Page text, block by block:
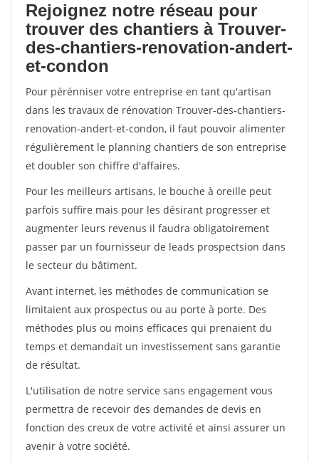
Rejoignez notre réseau pour
trouver des chantiers à Trouver-
des-chantiers-renovation-andert-
et-condon
Pour pérénniser votre entreprise en tant qu'artisan
dans les travaux de rénovation Trouver-des-chantiers-
renovation-andert-et-condon, il faut pouvoir alimenter
régulièrement le planning chantiers de son entreprise
et doubler son chiffre d'affaires.
Pour les meilleurs artisans, le bouche à oreille peut
parfois suffire mais pour les désirant progresser et
augmenter leurs revenus il faudra obligatoirement
passer par un fournisseur de leads prospectsion dans
le secteur du bâtiment.
Avant internet, les méthodes de communication se
limitaient aux prospectus ou au porte à porte. Des
méthodes plus ou moins efficaces qui prenaient du
temps et demandait un investissement sans garantie
de résultat.
L'utilisation de notre service sans engagement vous
permettra de recevoir des demandes de devis en
fonction des creux de votre activité et ainsi assurer un
avenir à votre société.